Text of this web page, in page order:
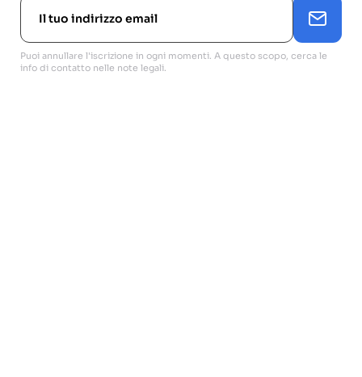
Puoi annullare l'iscrizione in ogni momenti. A questo scopo, cerca le
info di contatto nelle note legali.